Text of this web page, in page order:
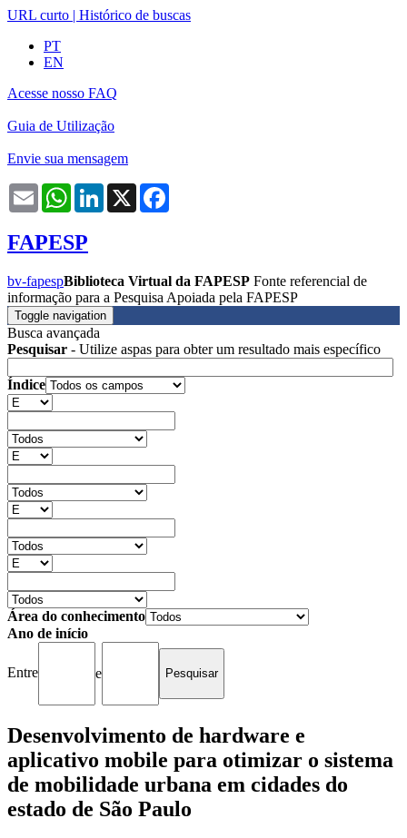
URL curto | Histórico de buscas
PT
EN
Acesse nosso FAQ
Guia de Utilização
Envie sua mensagem
Email WhatsAppLinkedIn
X
FAPESP
bv-fapespBiblioteca Virtual da FAPESP Fonte referencial de
informação para a Pesquisa Apoiada pela FAPESP
Toggle navigation
Busca avançada
Pesquisar - Utilize aspas para obter um resultado mais específico
Índice
Área do conhecimento
Ano de início
Entre e
Desenvolvimento de hardware e
aplicativo mobile para otimizar o sistema
de mobilidade urbana em cidades do
estado de São Paulo